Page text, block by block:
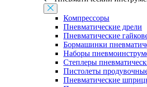
Компрессоры
Пневматические дрели
Пневматические
Бормашинки
Наборы
Степлеры
Пистолеты
Пневматические